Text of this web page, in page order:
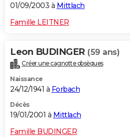
01/09/2003 à Mittlach
Famille LEITNER
Leon BUDINGER (59 ans)
Créer une cagnotte obsèques
Naissance
24/12/1941 à Forbach
Décès
19/01/2001 à Mittlach
Famille BUDINGER